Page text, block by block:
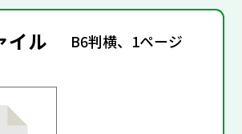
イル B6判横、1ページ